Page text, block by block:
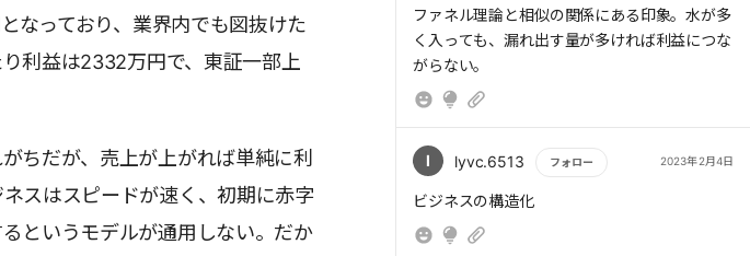
なっており、業界内でも図抜けた
利益は2332万円で、東証一部上
ちだが、売上が上がれば単純に利
スはスピードが速く、初期に赤字
というモデルが通用しない。だか
もっと読む
ファネル理論と相似の関係にある印象。水が多
く入っても、漏れ出す量が多ければ利益につな
がらない。
l lyvc.6513 フォロー 2023年2月4日
もっと読む
ビジネスの構造化